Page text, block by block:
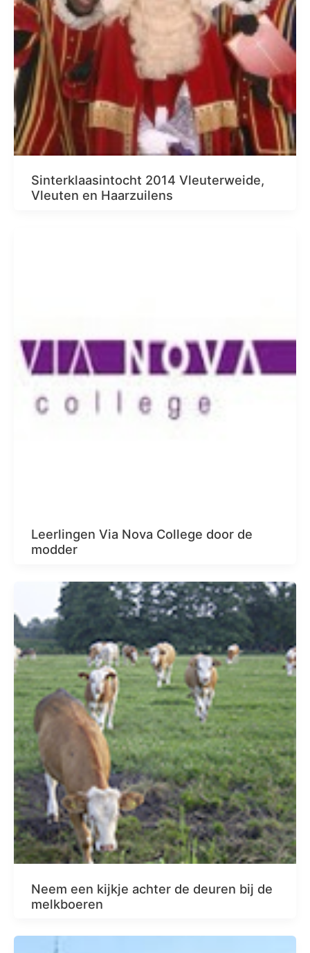
Sinterklaasintocht 2014 Vleuterweide,
Vleuten en Haarzuilens
Leerlingen Via Nova College door de
modder
Neem een kijkje achter de deuren bij de
melkboeren